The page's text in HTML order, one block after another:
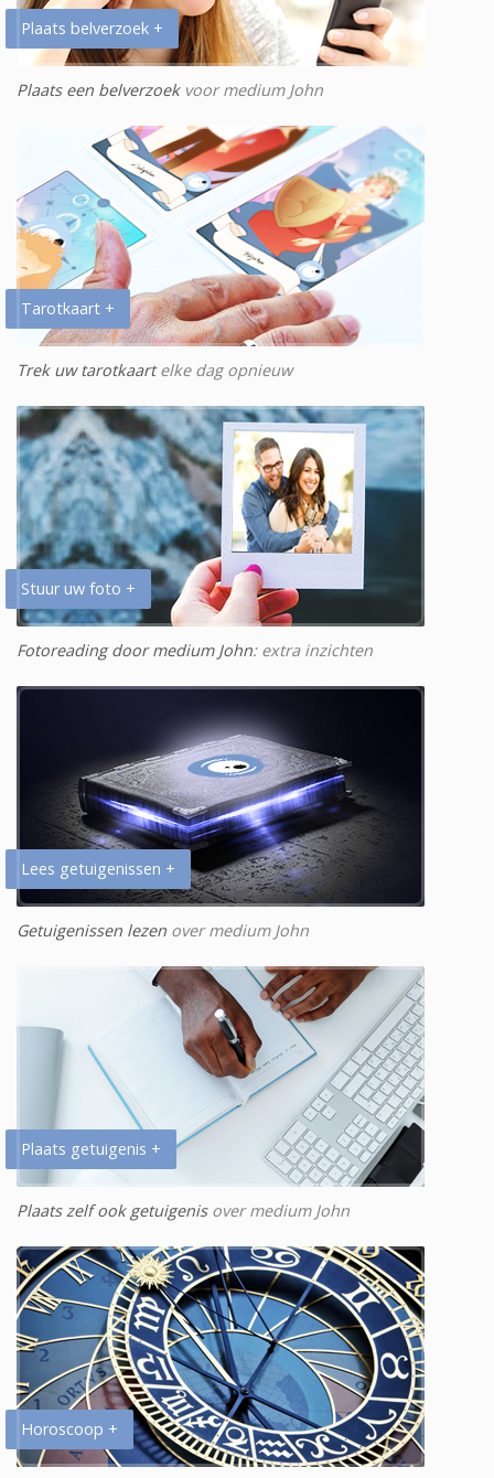
Plaats belverzoek +
Plaats een belverzoekvoor medium John
Tarotkaart +
Trek uw tarotkaartelke dag opnieuw
Stuur uw foto +
Fotoreading door medium John: extra inzichten
Lees getuigenissen +
Getuigenissen lezen over medium John
Plaats getuigenis +
Plaats zelf ook getuigenisover medium John
Horoscoop +